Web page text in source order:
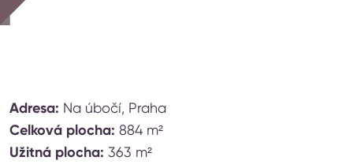
Adresa: Na úbočí, Praha
Celková plocha: 884 m²
Užitná plocha: 363 m²